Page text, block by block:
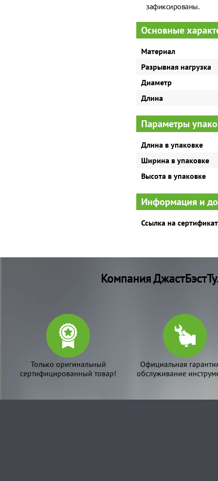
зафиксированы.
Основные
Материал
Разрывная нагрузка
Диаметр
Длина
Параметры
Длина в упаковке
Ширина в упаковке
Высота в упаковке
Информация и
Ссылка на сертификат
Компания
Только оригинальный
сертифицированный товар!
Официальная
обслуживание